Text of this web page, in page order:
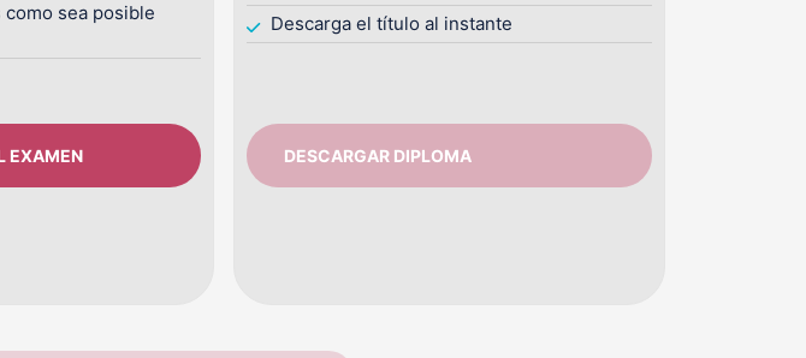
sea posible
EXAMEN
Descarga el título al instante
DESCARGAR DIPLOMA